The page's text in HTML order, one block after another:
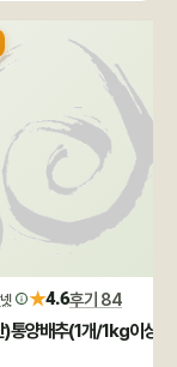
★4.6후기 84
통양배추(1개/1kg이상)